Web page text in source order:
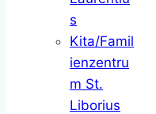
s
Kita/Famil
ienzentru
m St.
Liborius